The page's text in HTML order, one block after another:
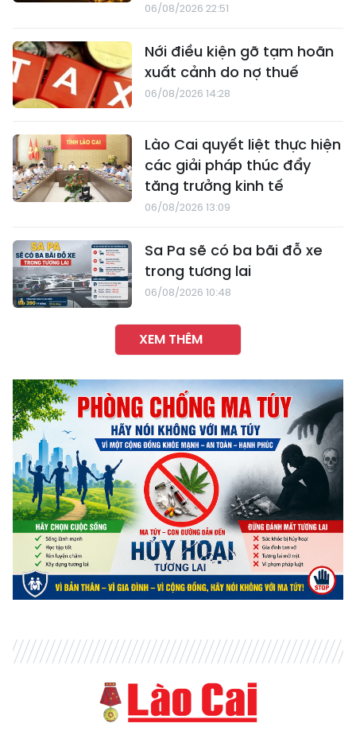
06/08/2026 22:51
Nới điều kiện gỡ tạm hoãn
xuất cảnh do nợ thuế
06/08/2026 14:28
Lào Cai quyết liệt thực hiện
các giải pháp thúc đẩy
tăng trưởng kinh tế
06/08/2026 13:09
Sa Pa sẽ có ba bãi đỗ xe
trong tương lai
06/08/2026 10:48
XEM THÊM